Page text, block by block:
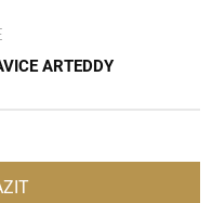
ARTEDDY